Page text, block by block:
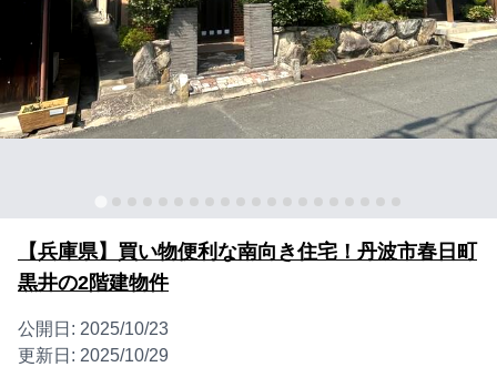
【兵庫県】買い物便利な南向き住宅！丹波市春日町
黒井の2階建物件
公開日: 2025/10/23
更新日: 2025/10/29